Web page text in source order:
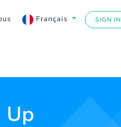
Français SIGN IN
Up